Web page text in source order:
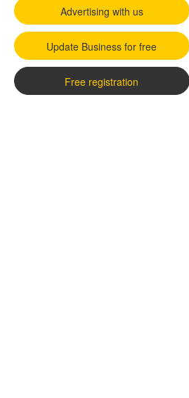
Advertising with us
Update Business for free
Free registration